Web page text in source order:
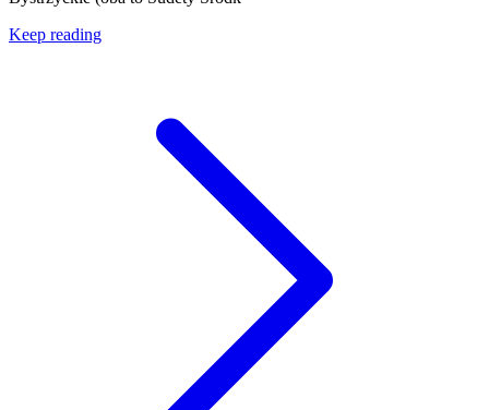
Keep reading